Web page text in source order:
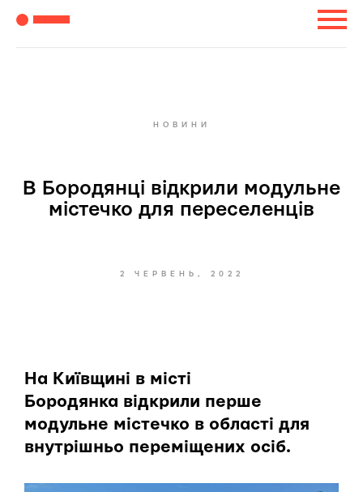
НОВИНИ
В Бородянці відкрили модульне
містечко для переселенців
2 ЧЕРВЕНЬ, 2022
На Київщині в місті
Бородянка відкрили перше
модульне містечко в області для
внутрішньо переміщених осіб.